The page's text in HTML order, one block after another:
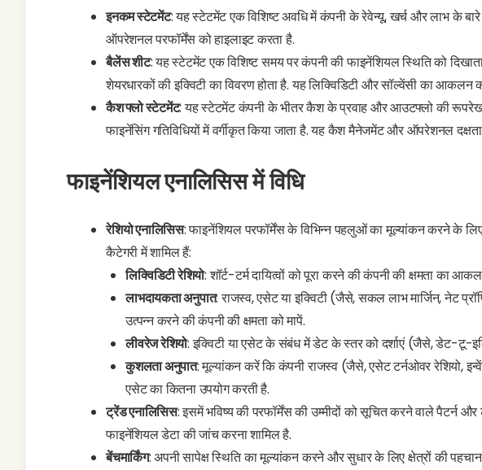
इनकम स्टेटमेंट: यह स्टेटमेंट एक विशिष्ट अवधि में कंपनी के रेवेन्यू, खर्च और लाभ के
ऑपरेशनल परफॉर्मेंस को हाइलाइट करता है.
बैलेंस शीट: यह स्टेटमेंट एक विशिष्ट समय पर कंपनी की फाइनेंशियल स्थिति को
शेयरधारकों की इक्विटी का विवरण होता है. यह लिक्विडिटी और सॉल्वेंसी का आकलन
कैश फ्लो स्टेटमेंट: यह स्टेटमेंट कंपनी के भीतर कैश के प्रवाह और आउटफ्लो की
फाइनेंसिंग गतिविधियों में वर्गीकृत किया जाता है. यह कैश मैनेजमेंट और ऑपरेशनल
फाइनेंशियल एनालिसिस में विधि
रेशियो एनालिसिस: फाइनेंशियल परफॉर्मेंस के विभिन्न पहलुओं का मूल्यांकन करने के लिए
कैटेगरी में शामिल हैं:
लिक्विडिटी रेशियो: शॉर्ट-टर्म दायित्वों को पूरा करने की कंपनी की क्षमता का
लाभदायकता अनुपात: राजस्व, एसेट या इक्विटी (जैसे, सकल लाभ मार्जिन, नेट
उत्पन्न करने की कंपनी की क्षमता को मापें.
लीवरेज रेशियो: इक्विटी या एसेट के संबंध में डेट के स्तर को दर्शाएं (जैसे, डेट-टू-
कुशलता अनुपात: मूल्यांकन करें कि कंपनी राजस्व (जैसे, एसेट टर्नओवर रेशियो,
एसेट का कितना उपयोग करती है.
ट्रेंड एनालिसिस: इसमें भविष्य की परफॉर्मेंस की उम्मीदों को सूचित करने वाले
फाइनेंशियल डेटा की जांच करना शामिल है.
बेंचमार्किंग: अपनी सापेक्ष स्थिति का मूल्यांकन करने और सुधार के लिए क्षेत्रों की